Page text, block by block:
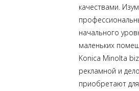
качествами.
начального
маленьких
Konica Minolta
рекламной и
приобретают